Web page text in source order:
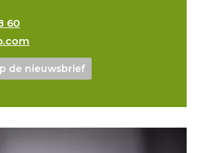
60
de nieuwsbrief